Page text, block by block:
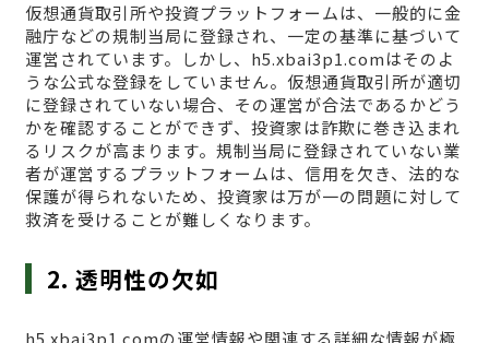
仮想通貨取引所や投資プラットフォームは、一般的に金
融庁などの規制当局に登録され、一定の基準に基づいて
運営されています。しかし、h5.xbai3p1.comはそのよ
うな公式な登録をしていません。仮想通貨取引所が適切
に登録されていない場合、その運営が合法であるかどう
かを確認することができず、投資家は詐欺に巻き込まれ
るリスクが高まります。規制当局に登録されていない業
者が運営するプラットフォームは、信用を欠き、法的な
保護が得られないため、投資家は万が一の問題に対して
救済を受けることが難しくなります。
2. 透明性の欠如
h5.xbai3p1.comの運営情報や関連する詳細な情報が極